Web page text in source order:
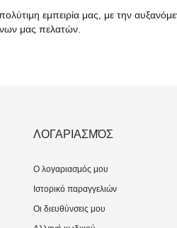
εμπειρία μας, με την
μας πελατών.
ΛΟΓΑΡΙΑΣΜΌΣ
O λογαριασμός μου
Ιστορικό παραγγελιών
Οι διευθύνσεις μου